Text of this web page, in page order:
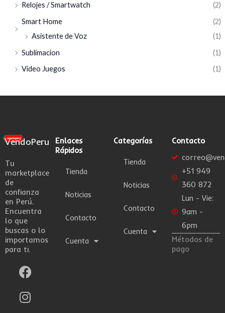
Relojes / Smartwatch
(2)
Smart Home
(2)
Asistente de Voz
(1)
Sublimacion
(1)
Video Juegos
(1)
VendoPeru
Tu
marketplace
de
confianza
en Perú.
Encuentra
lo que
buscas o lo
importamos
para ti.
F
a
c
e
I
n
s
t
W
h
a
t
Enlaces
Rápidos
Tienda
Noticias
Contacto
Cuenta
Categorías
Tienda
Noticias
Contacto
Cuenta
Contacto
+51 949
360 872
Lun - Vie:
9am -
6pm
Métodos de
pago